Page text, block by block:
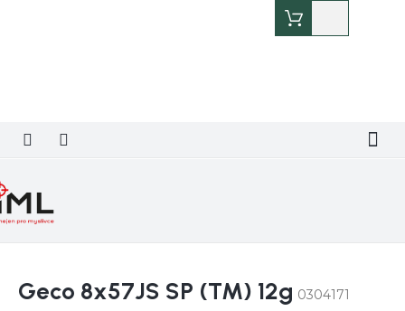
košík
Geco 8x57JS SP (TM) 12g 0304171